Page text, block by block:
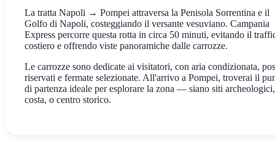
La tratta Napoli → Pompei attraversa la Penisola Sorrentina e il
Golfo di Napoli, costeggiando il versante vesuviano. Campania
Express percorre questa rotta in circa 50 minuti, evitando il
costiero e offrendo viste panoramiche dalle carrozze.
Le carrozze sono dedicate ai visitatori, con aria condizionata,
riservati e fermate selezionate. All'arrivo a Pompei, troverai il
di partenza ideale per esplorare la zona — siano siti archeologici,
costa, o centro storico.